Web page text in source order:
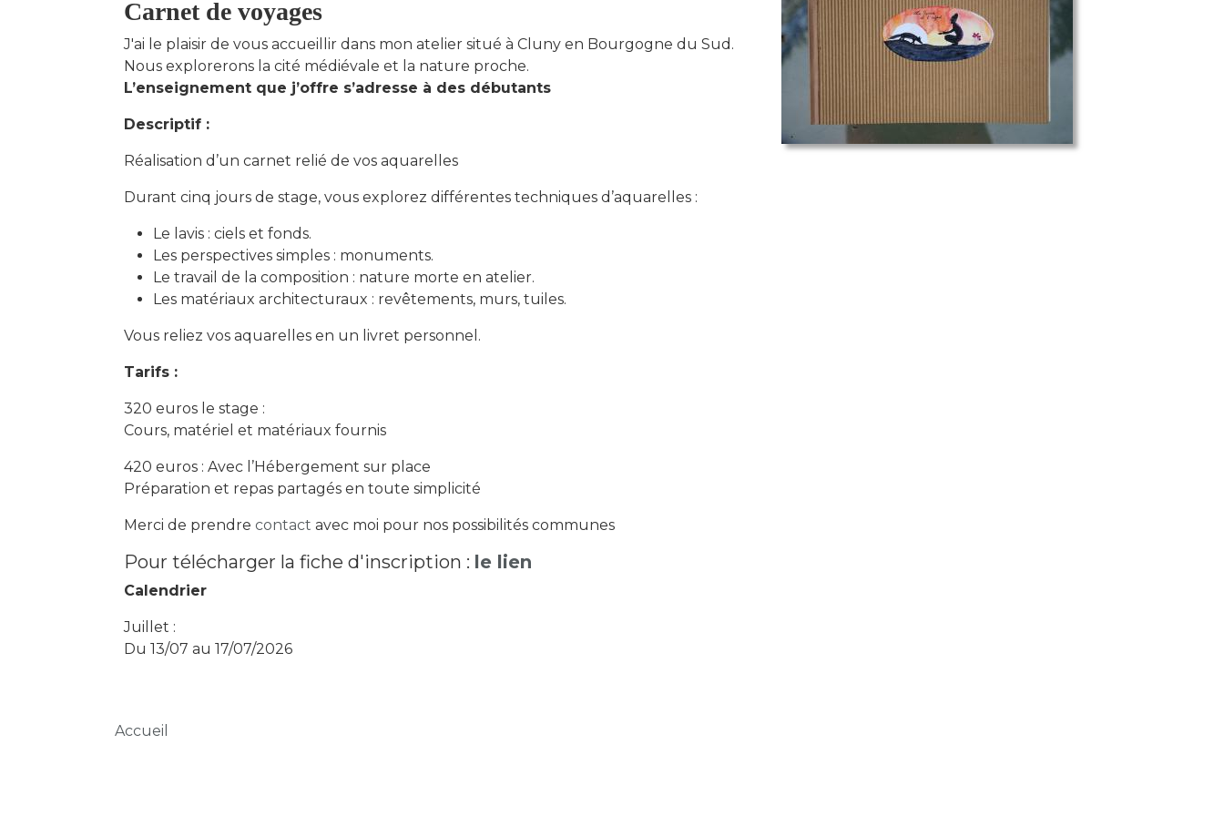
Carnet de voyages
J'ai le plaisir de vous accueillir dans mon atelier situé à Cluny en Bourgogne du Sud.
Nous explorerons la cité médiévale et la nature proche.
L’enseignement que j’offre s’adresse à des débutants
Descriptif :
Réalisation d’un carnet relié de vos aquarelles
Durant cinq jours de stage, vous explorez différentes techniques d’aquarelles :
Le lavis : ciels et fonds.
Les perspectives simples : monuments.
Le travail de la composition : nature morte en atelier.
Les matériaux architecturaux : revêtements, murs, tuiles.
Vous reliez vos aquarelles en un livret personnel.
Tarifs :
320 euros le stage :
Cours, matériel et matériaux fournis
420 euros : Avec l’Hébergement sur place
Préparation et repas partagés en toute simplicité
Merci de prendre contact avec moi pour nos possibilités communes
Pour télécharger la fiche d'inscription : le lien
Calendrier
Juillet :
Du 13/07 au 17/07/2026
Fil d'Ariane
Accueil